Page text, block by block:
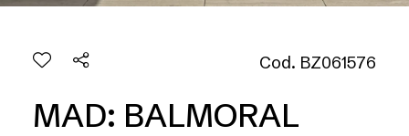
Cod. BZ061576
MAD: BALMORAL